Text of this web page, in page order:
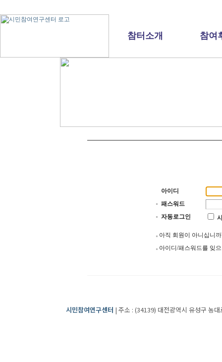
참터소개 참여
아이디
패스워드
자동로그인
아직 회원이 아니십니
아이디/패스워드를 잊
시민참여연구센터 | 주소 : (34139) 대전광역시 유성구 농